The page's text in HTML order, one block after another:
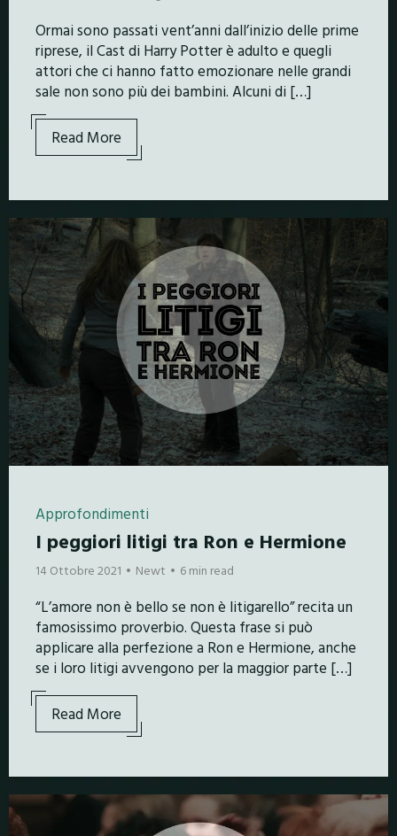
Ormai sono passati vent’anni dall’inizio delle prime
riprese, il Cast di Harry Potter è adulto e quegli
attori che ci hanno fatto emozionare nelle grandi
sale non sono più dei bambini. Alcuni di […]
Read More
Approfondimenti
I peggiori litigi tra Ron e Hermione
14 Ottobre 2021 Newt 6 min read
“L’amore non è bello se non è litigarello” recita un
famosissimo proverbio. Questa frase si può
applicare alla perfezione a Ron e Hermione, anche
se i loro litigi avvengono per la maggior parte […]
Read More